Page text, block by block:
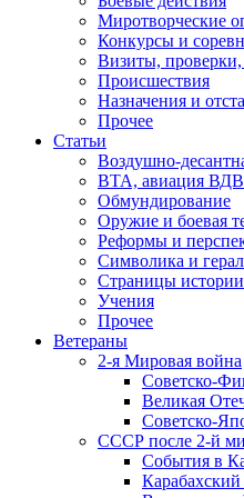
Миротворческие
Конкурсы и
Визиты,
Происшествия
Назначения и
Прочее
Статьи
Воздушно-
ВТА, авиация
Обмундирование
Оружие и боевая
Реформы и
Символика и
Страницы истории
Учения
Прочее
Ветераны
2-я Мировая война
Советско-
Великая
Советско-
СССР после 2-й
События в